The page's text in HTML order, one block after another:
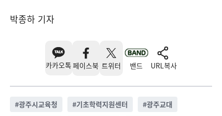
박종하 기자
카카오톡 페이스북 트위터 밴드 URL복사
#광주시교육청 #기초학력지원센터 #광주교대